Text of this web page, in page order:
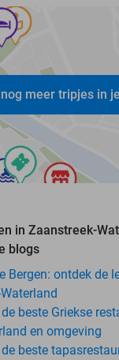
meer tripjes in
in Zaanstreek-
blogs
Bergen: ontdek de
beste Griekse
en omgeving
beste